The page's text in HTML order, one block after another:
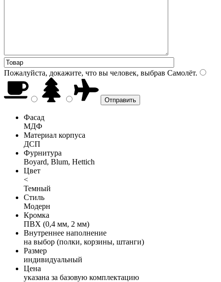
Пожалуйста, докажите, что вы человек, выбрав Самолёт.
Фасад
МДФ
Материал корпуса
ДСП
Фурнитура
Boyard, Blum, Hettich
Цвет
<
Темный
Стиль
Модерн
Кромка
ПВХ (0,4 мм, 2 мм)
Внутреннее наполнение
на выбор (полки, корзины, штанги)
Размер
индивидуальный
Цена
указана за базовую комплектацию